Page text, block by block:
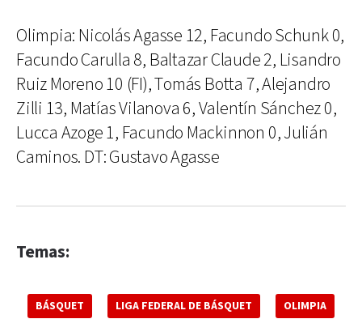
Olimpia: Nicolás Agasse 12, Facundo Schunk 0,
Facundo Carulla 8, Baltazar Claude 2, Lisandro
Ruiz Moreno 10 (FI), Tomás Botta 7, Alejandro
Zilli 13, Matías Vilanova 6, Valentín Sánchez 0,
Lucca Azoge 1, Facundo Mackinnon 0, Julián
Caminos. DT: Gustavo Agasse
Temas:
BÁSQUET LIGA FEDERAL DE BÁSQUET OLIMPIA